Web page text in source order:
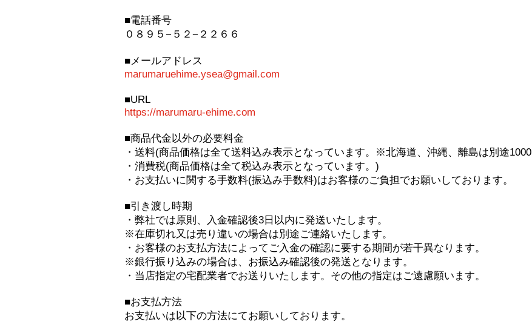
■電話番号
０８９５−５２−２２６６
■メールアドレス
marumaruehime.ysea@gmail.com
■URL
https://marumaru-ehime.com
■商品代金以外の必要料金
・送料(商品価格は全て送料込み表示となっています。※北海道、沖縄、離島は別途
・消費税(商品価格は全て税込み表示となっています。)
・お支払いに関する手数料(振込み手数料)はお客様のご負担でお願いしております。
■引き渡し時期
・弊社では原則、入金確認後3日以内に発送いたします。
※在庫切れ又は売り違いの場合は別途ご連絡いたします。
・お客様のお支払方法によってご入金の確認に要する期間が若干異なります。
※銀行振り込みの場合は、お振込み確認後の発送となります。
・当店指定の宅配業者でお送りいたします。その他の指定はご遠慮願います。
■お支払方法
お支払いは以下の方法にてお願いしております。